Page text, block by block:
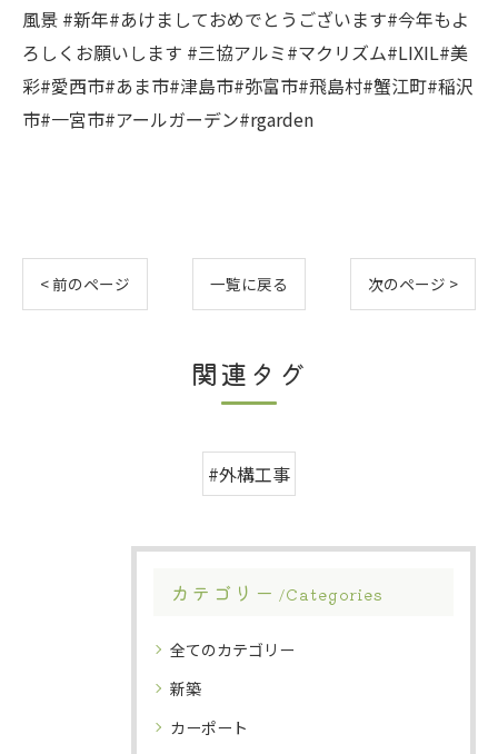
風景 #新年#あけましておめでとうございます#今年もよ
ろしくお願いします #三協アルミ#マクリズム#LIXIL#美
彩#愛西市#あま市#津島市#弥富市#飛島村#蟹江町#稲沢
市#一宮市#アールガーデン#rgarden
< 前のページ 一覧に戻る 次のページ >
関連タグ
#外構工事
カテゴリー Categories
全てのカテゴリー
新築
カーポート